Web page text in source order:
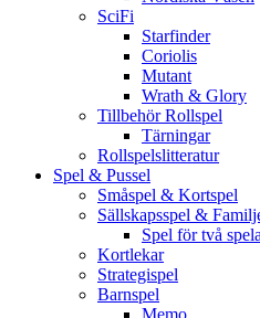
SciFi
Starfinder
Coriolis
Mutant
Wrath & Glory
Tillbehör Rollspel
Tärningar
Rollspelslitteratur
Spel & Pussel
Småspel & Kortspel
Sällskapsspel &
Spel för två
Kortlekar
Strategispel
Barnspel
Memo